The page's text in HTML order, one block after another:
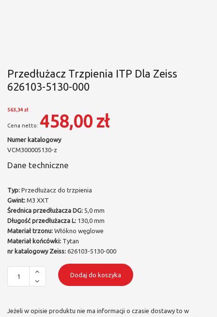
Przedłużacz Trzpienia ITP Dla Zeiss
626103-5130-000
563,34 zł
458,00 zł
Numer katalogowy
VCM300005130-z
Dane techniczne
Typ: Przedłużacz do trzpienia
Gwint: M3 XXT
Średnica przedłużacza DG: 5,0 mm
Długość przedłużacza L: 130,0 mm
Materiał trzonu: Włókno węglowe
Materiał końcówki: Tytan
nr katalogowy Zeiss: 626103-5130-000
Dodaj do koszyka
Jeżeli w opisie produktu nie ma informacji o czasie dostawy to w